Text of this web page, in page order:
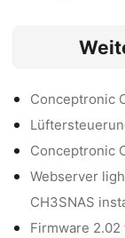
Conceptronic
Conceptronic
Webserver
CH3SNAS
Firmware